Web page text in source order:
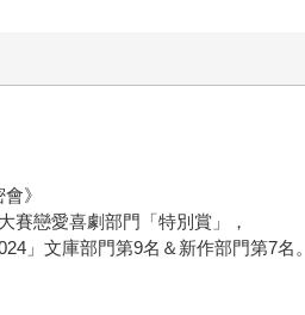
》
賽戀愛喜劇部門「特別賞」，
」文庫部門第9名＆新作部門第7名。